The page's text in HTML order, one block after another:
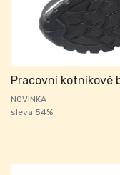
Pracovní kotníkové
NOVINKA
sleva 54%